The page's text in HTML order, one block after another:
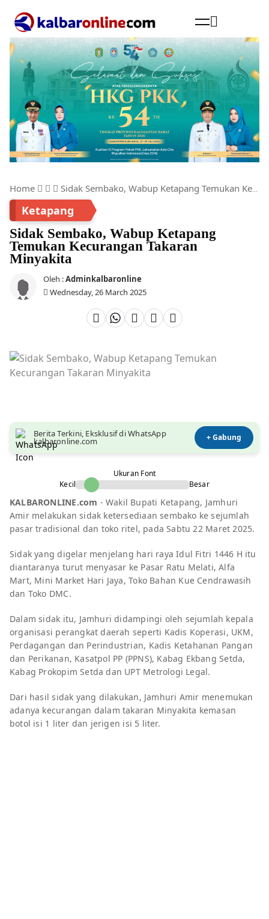
Cari
Home Sidak Sembako, Wabup Ketapang Temukan Kecurangan Takaran Minyakita
Ketapang
Sidak Sembako, Wabup Ketapang
Temukan Kecurangan Takaran
Minyakita
Oleh :Adminkalbaronline
Wednesday, 26 March 2025
Berita Terkini, Eksklusif di WhatsApp
kalbaronline.com + Gabung
Ukuran Font
Kecil
Besar
KALBARONLINE.com - Wakil Bupati Ketapang, Jamhuri
Amir melakukan sidak ketersediaan sembako ke sejumlah
pasar tradisional dan toko ritel, pada Sabtu 22 Maret 2025.
Sidak yang digelar menjelang hari raya Idul Fitri 1446 H itu
diantaranya turut menyasar ke Pasar Ratu Melati, Alfa
Mart, Mini Market Hari Jaya, Toko Bahan Kue Cendrawasih
dan Toko DMC.
Dalam sidak itu, Jamhuri didampingi oleh sejumlah kepala
organisasi perangkat daerah seperti Kadis Koperasi, UKM,
Perdagangan dan Perindustrian, Kadis Ketahanan Pangan
dan Perikanan, Kasatpol PP (PPNS), Kabag Ekbang Setda,
Kabag Prokopim Setda dan UPT Metrologi Legal.
Dari hasil sidak yang dilakukan, Jamhuri Amir menemukan
adanya kecurangan dalam takaran Minyakita kemasan
botol isi 1 liter dan jerigen isi 5 liter.